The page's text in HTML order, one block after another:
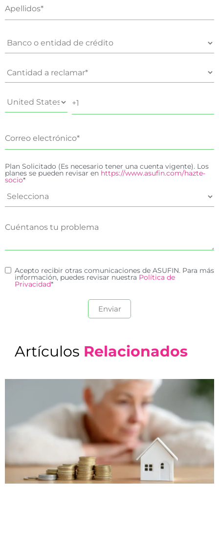
Plan Solicitado (Es necesario tener una cuenta vigente). Los
planes se pueden revisar en https://www.asufin.com/hazte-
socio*
Acepto recibir otras comunicaciones de ASUFIN. Para más
información, puedes revisar nuestra Política de
Privacidad*
Artículos Relacionados